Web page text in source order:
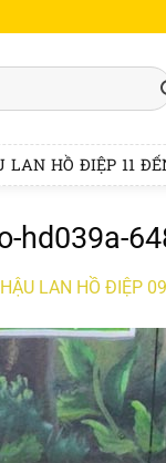
LAN HỒ ĐIỆP 11
hd039a-
LAN HỒ ĐIỆP